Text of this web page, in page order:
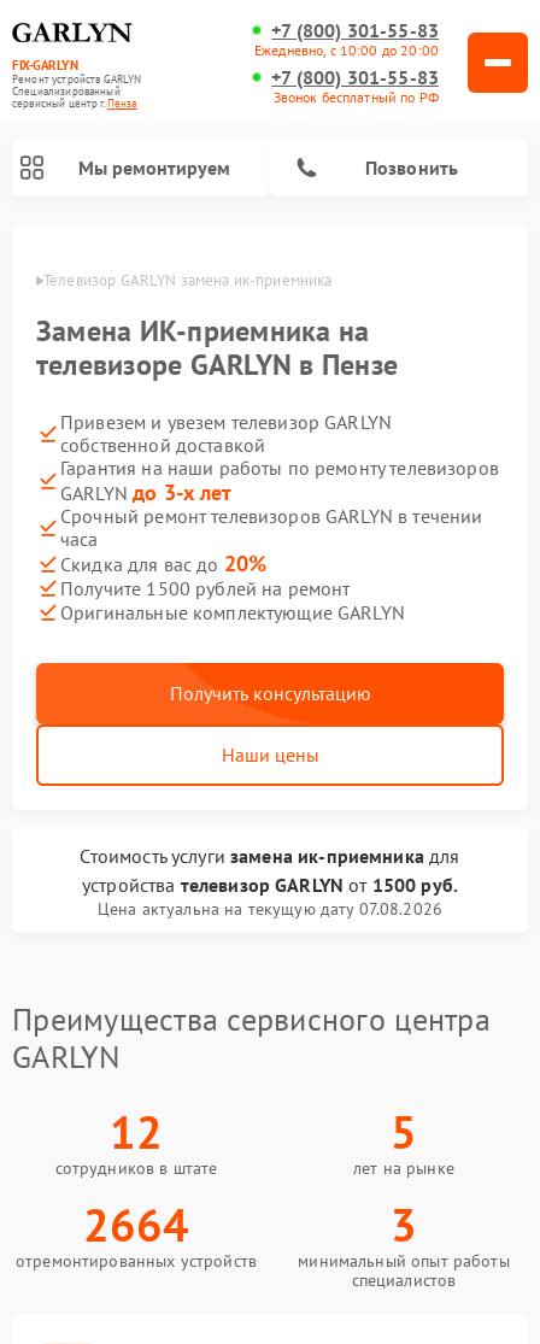
FIX-GARLYN
Ремонт устройств GARLYN
Специализированный
cервисный центр г.Пенза
+7 (800) 301-55-83
Ежедневно, с 10:00 до 20:00
+7 (800) 301-55-83
Звонок бесплатный по РФ
Мы ремонтируем Позвонить
Телевизор GARLYN замена ик-приемника
Замена ИК-приемника на
телевизоре GARLYN в Пензе
Привезем и увезем телевизор GARLYN
собственной доставкой
Гарантия на наши работы по ремонту телевизоров
GARLYNдо 3-х лет
Срочный ремонт телевизоров GARLYN в течении
часа
Скидка для вас до 20%
Получите 1500 рублей на ремонт
Оригинальные комплектующие GARLYN
Получить консультацию
Наши цены
Стоимость услугизамена ик-приемникадля
устройства телевизор GARLYN от 1500 руб.
Цена актуальна на текущую дату 07.08.2026
Преимущества сервисного центра
GARLYN
12
сотрудников в штате
5
лет на рынке
2664
отремонтированных устройств
3
минимальный опыт работы
специалистов